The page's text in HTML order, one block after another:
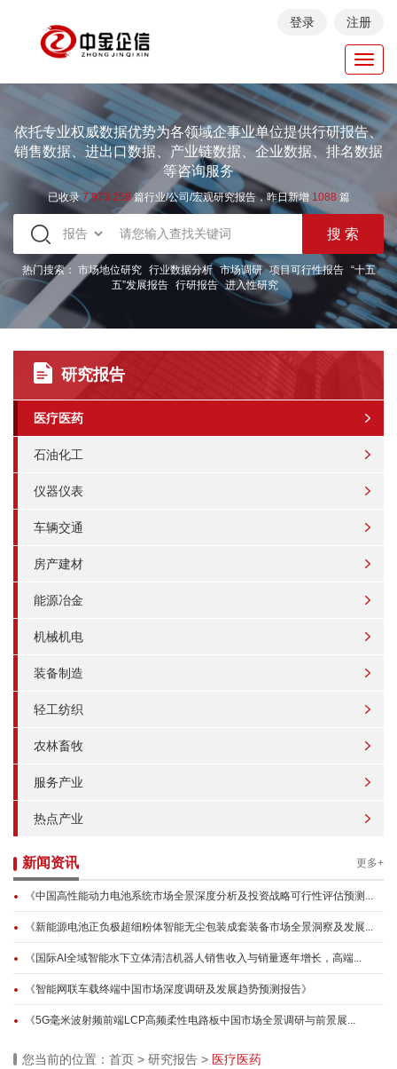
登录 注册
依托专业权威数据优势为各领域企事业单位提供行研报告、
销售数据、进出口数据、产业链数据、企业数据、排名数据
等咨询服务
已收录7.973.258篇行业/公司/宏观研究报告，昨日新增 1088 篇
热门搜索： 市场地位研究 行业数据分析 市场调研 项目可行性报告
“十五
五”发展报告 行研报告 进入性研究
研究报告
医疗医药
石油化工
仪器仪表
车辆交通
房产建材
能源冶金
机械机电
装备制造
轻工纺织
农林畜牧
服务产业
热点产业
新闻资讯 更多+
《中国高性能动力电池系统市场全景深度分析及投资战略可行性评估预测...
《新能源电池正负极超细粉体智能无尘包装成套装备市场全景洞察及发展...
《国际AI全域智能水下立体清洁机器人销售收入与销量逐年增长，高端...
《智能网联车载终端中国市场深度调研及发展趋势预测报告》
《5G毫米波射频前端LCP高频柔性电路板中国市场全景调研与前景展...
您当前的位置： 首页 > 研究报告 > 医疗医药